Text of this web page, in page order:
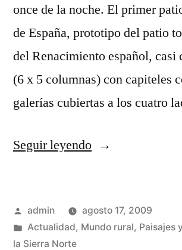
once de la noche. El primer
de España, prototipo del patio
del Renacimiento español, casi
(6 x 5 columnas) con capiteles
galerías cubiertas a los cuatro
Seguir leyendo«Una
Publicado
por
admin
agosto 17, 2009
Publicado
en
Actualidad, Mundo rural, Paisajes
la Sierra Norte